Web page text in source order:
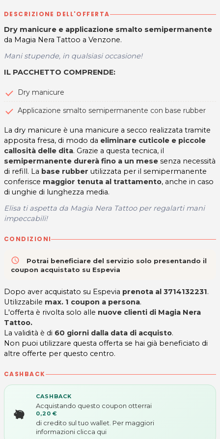
DESCRIZIONE DELL'OFFERTA
Dry manicure e applicazione smalto semipermanente​
da Magia Nera Tattoo a Venzone.
Mani stupende, in qualsiasi occasione!
IL PACCHETTO COMPRENDE:
Dry manicure
Applicazione smalto semipermanente con base rubber
La dry manicure è una manicure a secco realizzata tramite
apposita fresa, di modo da eliminare cuticole e piccole
callosità delle dita. Grazie a questa tecnica, il
semipermanente durerà fino a un mese senza necessità
di refill. La base rubber utilizzata per il semipermanente
conferisce maggior tenuta al trattamento, anche in caso
di unghie di lunghezza media.
Elisa ti aspetta da Magia Nera Tattoo per regalarti mani
impeccabili!
CONDIZIONI
access_time
Potrai beneficiare del servizio solo presentando il
coupon acquistato su Espevia
Dopo aver acquistato su Espevia prenota al 3714132231.
Utilizzabile max. 1 coupon a persona.
L'offerta è rivolta solo alle nuove clienti di Magia Nera
Tattoo.
La validità è di 60 giorni dalla data di acquisto.
Non puoi utilizzare questa offerta se hai già beneficiato di
altre offerte per questo centro.
CASHBACK
CASHBACK
Acquistando questo coupon otterrai
0,20 €
di credito sul tuo wallet. Per maggiori
informazioni clicca qui